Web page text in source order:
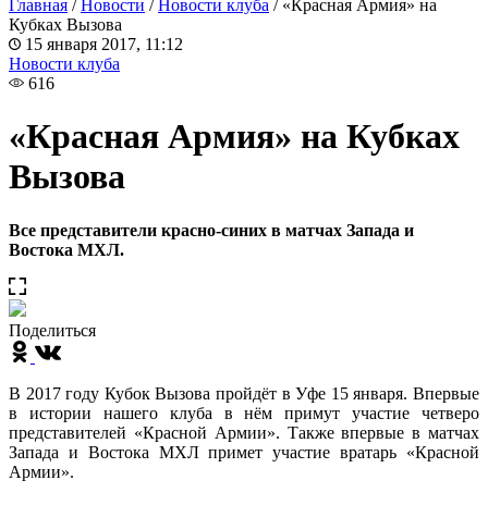
Главная /Новости /Новости клуба / «Красная Армия» на
Кубках Вызова
15 января 2017, 11:12
Новости клуба
616
«Красная Армия» на Кубках
Вызова
Все представители красно-синих в матчах Запада и
Востока МХЛ.
Поделиться
В 2017 году Кубок Вызова пройдёт в Уфе 15 января. Впервые
в истории нашего клуба в нём примут участие четверо
представителей «Красной Армии». Также впервые в матчах
Запада и Востока МХЛ примет участие вратарь «Красной
Армии».